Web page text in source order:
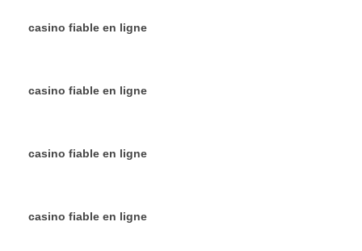
casino fiable en ligne
casino fiable en ligne
casino fiable en ligne
casino fiable en ligne